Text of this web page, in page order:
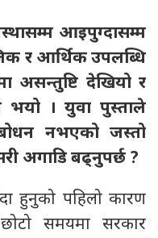
आइपुग्दासम्म
र आर्थिक उपलब्धि
असन्तुष्टि देखियो र
भयो । युवा पुस्ताले
नभएको जस्तो
अगाडि बढ्नुपर्छ ?
हुनुको पहिलो कारण
समयमा सरकार